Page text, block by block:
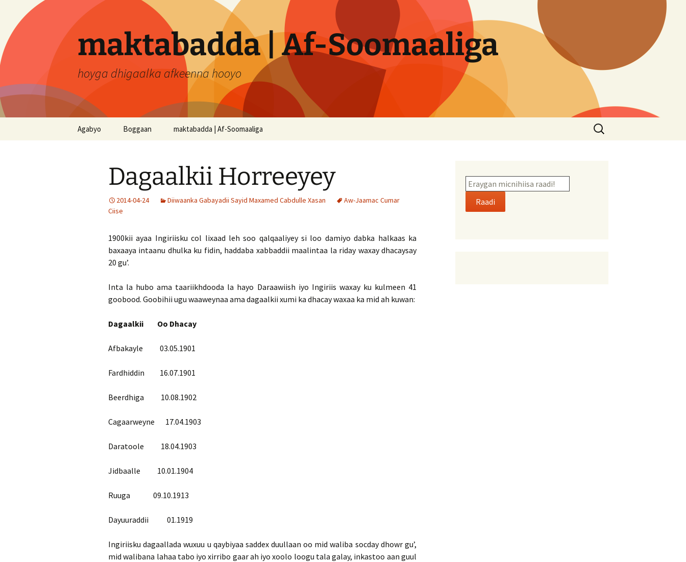
content
maktabadda | Af-Soomaaliga
hoyga dhigaalka afkeenna hooyo
Agabyo Boggaan maktabadda | Af-Soomaaliga
Search
for:
Dagaalkii Horreeyey
2014-04-24 Diiwaanka Gabayadii Sayid Maxamed Cabdulle Xasan
Aw-Jaamac Cumar
Ciise
1900kii ayaa Ingiriisku col lixaad leh soo qalqaaliyey si loo damiyo dabka halkaas ka
baxaaya intaanu dhulka ku fidin, haddaba xabbaddii maalintaa la riday waxay dhacaysay
20 gu’.
Inta la hubo ama taariikhdooda la hayo Daraawiish iyo Ingiriis waxay ku kulmeen 41
goobood. Goobihii ugu waaweynaa ama dagaalkii xumi ka dhacay waxaa ka mid ah kuwan:
Dagaalkii Oo Dhacay
Afbakayle 03.05.1901
Fardhiddin 16.07.1901
Beerdhiga 10.08.1902
Cagaarweyne 17.04.1903
Daratoole 18.04.1903
Jidbaalle 10.01.1904
Ruuga 09.10.1913
Dayuuraddii 01.1919
Ingiriisku dagaallada wuxuu u qaybiyaa saddex duullaan oo mid waliba socday dhowr gu’,
mid walibana lahaa tabo iyo xirribo gaar ah iyo xoolo loogu tala galay, inkastoo aan guul
Raadi